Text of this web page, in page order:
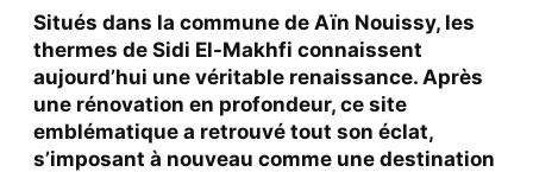
Situés dans la commune de Aïn Nouissy, les
thermes de Sidi El-Makhfi connaissent
aujourd’hui une véritable renaissance. Après
une rénovation en profondeur, ce site
emblématique a retrouvé tout son éclat,
s’imposant à nouveau comme une destination